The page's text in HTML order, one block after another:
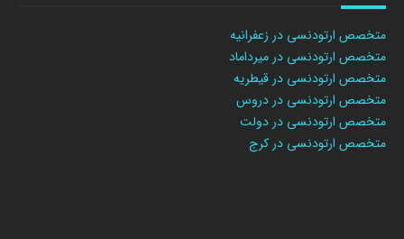
متخصص ارتودنسی در زعفرانیه
متخصص ارتودنسی در میرداماد
متخصص ارتودنسی در قیطریه
متخصص ارتودنسی در دروس
متخصص ارتودنسی در دولت
متخصص ارتودنسی در کرج